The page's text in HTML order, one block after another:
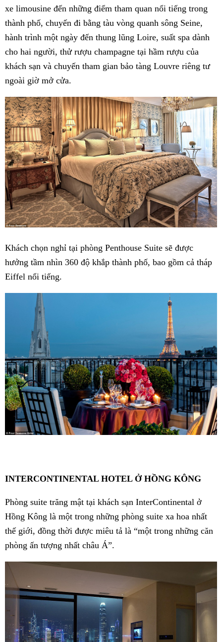
xe limousine đến những điểm tham quan nổi tiếng trong
thành phố, chuyến đi bằng tàu vòng quanh sông Seine,
hành trình một ngày đến thung lũng Loire, suất spa dành
cho hai người, thử rượu champagne tại hầm rượu của
khách sạn và chuyến tham gian bảo tàng Louvre riêng tư
ngoài giờ mở cửa.
Khách chọn nghỉ tại phòng Penthouse Suite sẽ được
hưởng tầm nhìn 360 độ khắp thành phố, bao gồm cả tháp
Eiffel nổi tiếng.
INTERCONTINENTAL HOTEL Ở HỒNG KÔNG
Phòng suite trăng mật tại khách sạn InterContinental ở
Hồng Kông là một trong những phòng suite xa hoa nhất
thế giới, đồng thời được miêu tả là “một trong những căn
phòng ấn tượng nhất châu Á”.